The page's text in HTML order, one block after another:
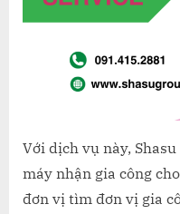
Với dịch vụ này,
máy nhận gia công
đơn vị tìm đơn vị gia